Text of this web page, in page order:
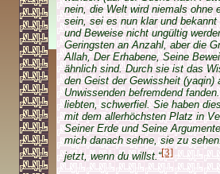
nein, die Welt wird niemals ohne
sein, sei es nun klar und
und Beweise nicht ungültig
Geringsten an Anzahl, aber die
Allah, Der Erhabene, Seine
ähnlich sind. Durch sie ist das
den Geist der Gewissheit (yaqin)
Unwissenden befremdend
liebten, schwerfiel. Sie haben
mit dem allerhöchsten Platz in
Seiner Erde und Seine
mich danach sehne, sie zu
jetzt, wenn du willst.“[3]